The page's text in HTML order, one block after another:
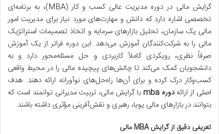
گرایش مالی در دوره مدیریت عالی کسب و کار (MBA)، به برنامه‌ای
تخصصی اشاره دارد که دانش و مهارت‌های مورد نیاز برای مدیریت امور
مالی یک سازمان، تحلیل بازارهای سرمایه و اتخاذ تصمیمات استراتژیک
مالی را به شرکت‌کنندگان آموزش می‌دهد. این دوره فراتر از یک آموزش
صرفاً نظری، رویکردی کاملاً کاربردی و حل مسئله‌محور دارد و به
دانشجویان کمک می‌کند تا چالش‌های پیچیده مالی را در محیط واقعی
کسب‌وکار درک کرده و برای آن‌ها راه‌حل‌های نوآورانه ارائه دهند. هدف
اصلی از ارائه دوره mba
با گرایش مالی، تربیت مدیرانی توانمند است که
بتوانند در بازارهای مالی پویا، رهبری و نقش‌آفرینی مؤثری داشته باشند.
تعریفی دقیق از گرایش MBA مالی